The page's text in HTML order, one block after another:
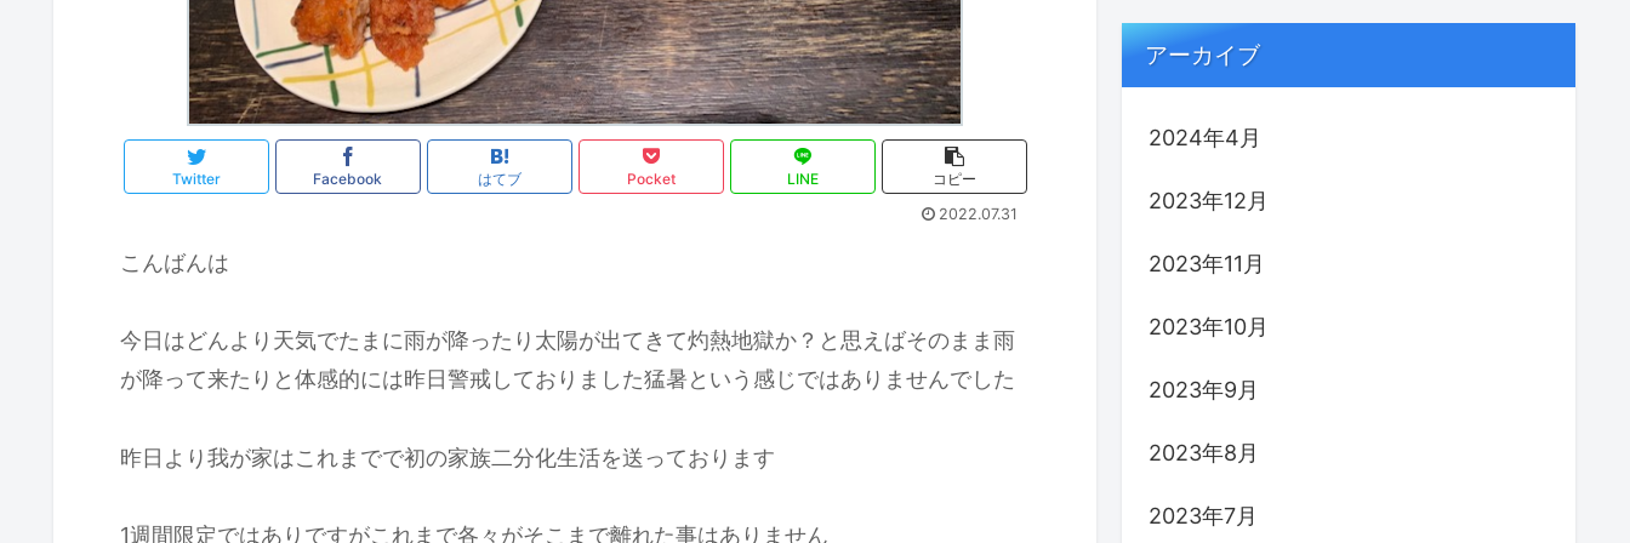
Twitter Facebook はてブ Pocket LINE
コピー
2022.07.31
こんばんは
今日はどんより天気でたまに雨が降ったり太陽が出てきて灼熱地獄か？と思えばそのまま雨
が降って来たりと体感的には昨日警戒しておりました猛暑という感じではありませんでした
昨日より我が家はこれまでで初の家族二分化生活を送っております
1週間限定ではありですがこれまで各々がそこまで離れた事はありません
アーカイブ
2024年4月
2023年12月
2023年11月
2023年10月
2023年9月
2023年8月
2023年7月